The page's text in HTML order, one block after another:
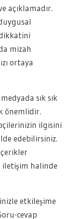
açıklamadır.
mizah
ortaya
sık sık
önemlidir.
ilgisini
edebilirsiniz.
iletişim halinde
etkileşime
cevap